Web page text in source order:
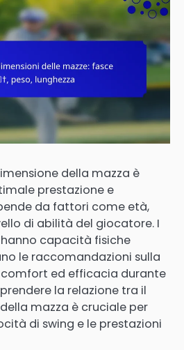
della mazza è
prestazione e
da fattori come età,
di abilità del giocatore. I
capacità fisiche
le raccomandazioni sulla
ed efficacia durante
la relazione tra il
mazza è cruciale per
di swing e le prestazioni